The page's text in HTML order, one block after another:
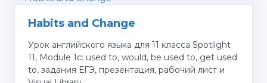
Habits and Change
Урок английского языка для 11 класса Spotlight
11, Module 1c: used to, would, be used to, get used
to, задания ЕГЭ, презентация, рабочий лист и